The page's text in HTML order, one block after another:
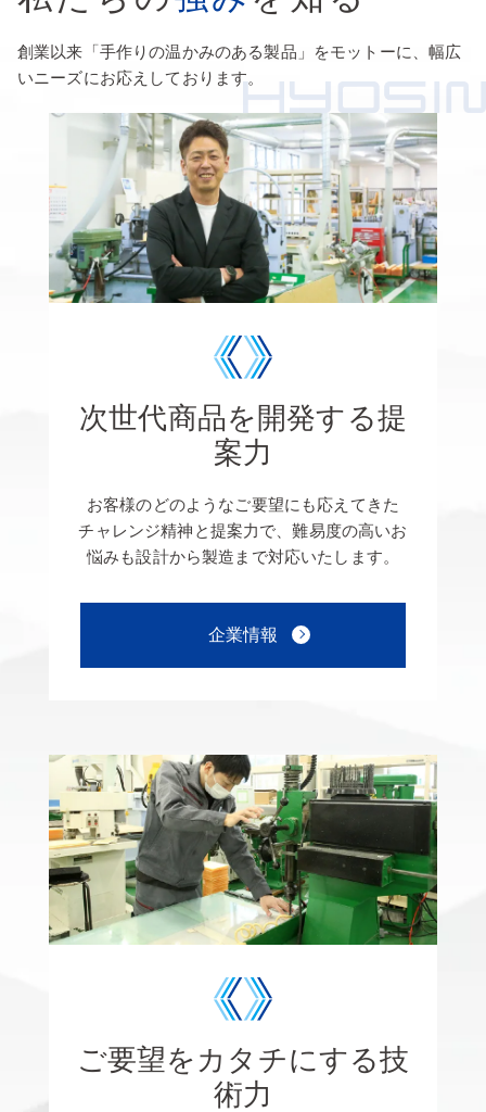
創業以来「手作りの温かみのある製品」をモットーに、幅広
いニーズにお応えしております。
次世代商品を開発する提
案力
お客様のどのようなご要望にも応えてきた
チャレンジ精神と提案力で、難易度の高いお
悩みも設計から製造まで対応いたします。
企業情報
ご要望をカタチにする技
術力